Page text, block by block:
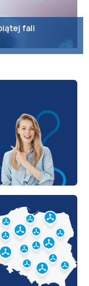
fali